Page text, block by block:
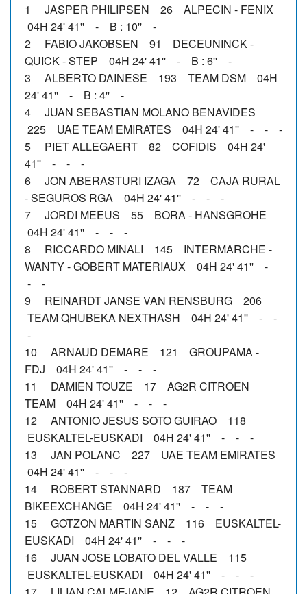
1 JASPER PHILIPSEN 26 ALPECIN - FENIX
04H 24' 41'' - B : 10'' -
2 FABIO JAKOBSEN 91 DECEUNINCK -
QUICK - STEP 04H 24' 41'' - B : 6'' -
3 ALBERTO DAINESE 193 TEAM DSM 04H
24' 41'' - B : 4'' -
4 JUAN SEBASTIAN MOLANO BENAVIDES
225 UAE TEAM EMIRATES 04H 24' 41'' - - -
5 PIET ALLEGAERT 82 COFIDIS 04H 24'
41'' - - -
6 JON ABERASTURI IZAGA 72 CAJA RURAL
- SEGUROS RGA 04H 24' 41'' - - -
7 JORDI MEEUS 55 BORA - HANSGROHE
04H 24' 41'' - - -
8 RICCARDO MINALI 145 INTERMARCHE -
WANTY - GOBERT MATERIAUX 04H 24' 41'' -
- -
9 REINARDT JANSE VAN RENSBURG 206
TEAM QHUBEKA NEXTHASH 04H 24' 41'' - -
-
10 ARNAUD DEMARE 121 GROUPAMA -
FDJ 04H 24' 41'' - - -
11 DAMIEN TOUZE 17 AG2R CITROEN
TEAM 04H 24' 41'' - - -
12 ANTONIO JESUS SOTO GUIRAO 118
EUSKALTEL-EUSKADI 04H 24' 41'' - - -
13 JAN POLANC 227 UAE TEAM EMIRATES
04H 24' 41'' - - -
14 ROBERT STANNARD 187 TEAM
BIKEEXCHANGE 04H 24' 41'' - - -
15 GOTZON MARTIN SANZ 116 EUSKALTEL-
EUSKADI 04H 24' 41'' - - -
16 JUAN JOSE LOBATO DEL VALLE 115
EUSKALTEL-EUSKADI 04H 24' 41'' - - -